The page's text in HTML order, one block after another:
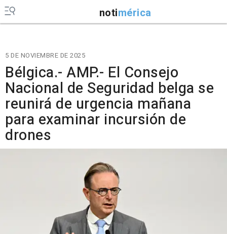
notimérica
5 DE NOVIEMBRE DE 2025
Bélgica.- AMP.- El Consejo
Nacional de Seguridad belga se
reunirá de urgencia mañana
para examinar incursión de
drones